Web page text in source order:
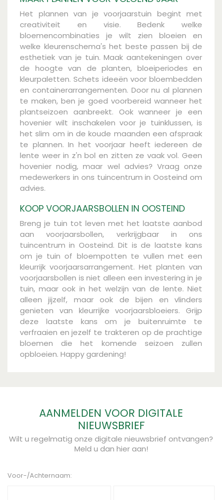
Het plannen van je voorjaarstuin begint met
creativiteit en visie. Bedenk welke
bloemencombinaties je wilt zien bloeien en
welke kleurenschema's het beste passen bij de
esthetiek van je tuin. Maak aantekeningen over
de hoogte van de planten, bloeiperiodes en
kleurpaletten. Schets ideeën voor bloembedden
en containerarrangementen. Door nu al plannen
te maken, ben je goed voorbereid wanneer het
plantseizoen aanbreekt. Ook wanneer je een
hovenier wilt inschakelen voor je tuinklussen, is
het slim om in de koude maanden een afspraak
te plannen. In het voorjaar heeft iedereen de
lente weer in z'n bol en zitten ze vaak vol. Geen
hovenier nodig, maar wel advies? Vraag onze
medewerkers in ons tuincentrum in Oosteind om
advies.
KOOP VOORJAARSBOLLEN IN OOSTEIND
Breng je tuin tot leven met het laatste aanbod
aan voorjaarsbollen, verkrijgbaar in ons
tuincentrum in Oosteind. Dit is de laatste kans
om je tuin of bloempotten te vullen met een
kleurrijk voorjaarsarrangement. Het planten van
voorjaarsbollen is niet alleen een investering in je
tuin, maar ook in het welzijn van de lente. Niet
alleen jijzelf, maar ook de bijen en vlinders
genieten van kleurrijke voorjaarsbloeiers. Grijp
deze laatste kans om je buitenruimte te
verfraaien en jezelf te trakteren op de prachtige
bloemen die het komende seizoen zullen
opbloeien. Happy gardening!
AANMELDEN VOOR DIGITALE
NIEUWSBRIEF
Wilt u regelmatig onze digitale nieuwsbrief ontvangen?
Meld u dan hier aan!
Voor-/Achternaam: